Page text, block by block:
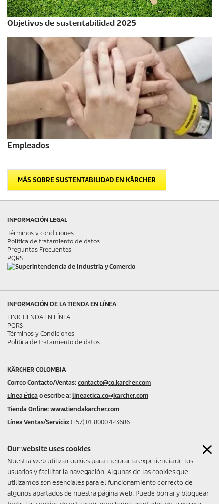
Our website uses cookies
Nuestra web utiliza cookies para mejorar la experiencia de los
usuarios y facilitar la navegación. Algunas de las cookies que
utilizamos son esenciales para el funcionamiento correcto de
algunos apartados de nuestra página web. Puede borrar y bloquear
Objetivos de sustentabilidad 2025
Empleados
MÁS SOBRE SUSTENTABILIDAD EN KÄRCHER
INFORMACIÓN LEGAL
Términos y condiciones
Política de tratamiento de datos
Preguntas Frecuentes
PQRS
INFORMACIÓN DE LA TIENDA EN LÍNEA
LINK TIENDA EN LÍNEA
PQRS
Términos y Condiciones
Política de tratamiento de datos
KÄRCHER COLOMBIA
Correo Contacto/Ventas: contacto@co.karcher.com
Línea Ética o escribe a: lineaetica.co@karcher.com
Tienda Online: www.tiendakarcher.com
Línea Ventas/Servicio: (+57) 01 8000 423686
Kärcher Center Bogotá
Kärcher Center Medellín
Carrera 43A No. 25A-21
Kärcher Center Barranquilla
Carrera 53#80-167